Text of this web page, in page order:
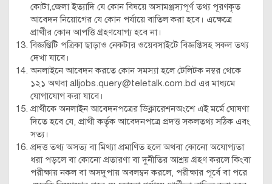
কোটা,জেলা ইত্যাদি যে কোন বিষয়ে অসামঞ্জস্যপূর্ণ তথ্য পূরণকৃত
আবেদন নিয়োগের যে কোন পর্যায়ে বাতিল করা হবে। এক্ষেত্রে
প্রার্থীর কোন আপত্তি গ্রহণযোগ্য হবে না।
বিজ্ঞপ্তিটি পত্রিকা ছাড়াও নেকটার ওয়েবসাইটে বিজ্ঞপ্তিসহ সকল তথ্য
দেখা যাবে।
অনলাইনে আবেদন করতে কোন সমস্যা হলে টেলিটক নম্বর থেকে
১২১ অথবা alljobs.query@teletalk.com.bd এর মাধ্যমে
যোগাযোগ করা যাবে।
প্রাথীকে অনলাইন আবেদনপত্রের ডিক্লারেশনঅংশে এই মর্মে ঘোষণা
দিতে হবে যে, প্রাথী কর্তৃক আবেদনপত্রে প্রদত্ত সকলতথ্য সঠিক এবং
সত্য।
প্রদত্ত তথ্য অসত্য বা মিথ্যা প্রমাণিত হলে অথবা কোনো অযোগ্যতা
ধরা পড়লে বা কোনো প্রতারণা বা দুনীতির আশ্রয় গ্রহণ করলে কিংবা
পরীক্ষায় নকল বা অসদুপায় অবলম্বন করলে, পরীক্ষার পূর্বে বা পরে